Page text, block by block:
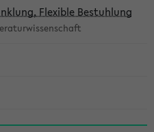
Flexible Bestuhlung